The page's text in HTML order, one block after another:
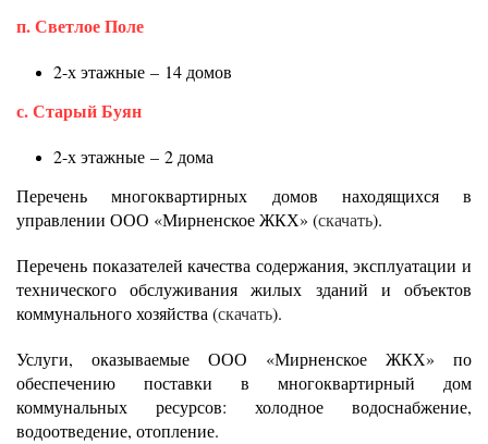
п. Светлое Поле
2-х этажные – 14 домов
с. Старый Буян
2-х этажные – 2 дома
Перечень многоквартирных домов находящихся в
управлении ООО «Мирненское ЖКХ» (скачать).
Перечень показателей качества содержания, эксплуатации и
технического обслуживания жилых зданий и объектов
коммунального хозяйства (скачать).
Услуги, оказываемые ООО «Мирненское ЖКХ» по
обеспечению поставки в многоквартирный дом
коммунальных ресурсов: холодное водоснабжение,
водоотведение, отопление.